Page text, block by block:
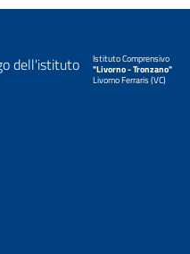
Istituto Comprensivo
"Livorno - Tronzano"
Livorno Ferraris (VC)